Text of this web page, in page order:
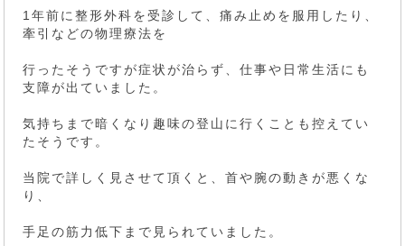
1年前に整形外科を受診して、痛み止めを服用したり、
牽引などの物理療法を
行ったそうですが症状が治らず、仕事や日常生活にも
支障が出ていました。
気持ちまで暗くなり趣味の登山に行くことも控えてい
たそうです。
当院で詳しく見させて頂くと、首や腕の動きが悪くな
り、
手足の筋力低下まで見られていました。